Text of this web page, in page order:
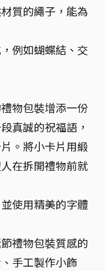
質的繩子，能為
例如蝴蝶結、交
物包裝增添一份
真誠的祝福語，
。將小卡片用緞
在拆開禮物前就
使用精美的字體
禮物包裝質感的
手工製作小飾